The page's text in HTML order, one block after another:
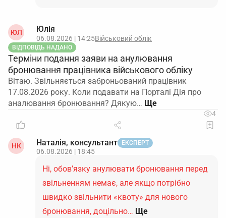
ЮЛ Юлія
06.08.2026 | 14:25Військовий облік
ВІДПОВІДЬ НАДАНО
Терміни подання заяви на анулювання
бронювання працівника військового обліку
Вітаю. Звільняється заброньований працівник
17.08.2026 року. Коли подавати на Порталі Дія про
аналювання бронювання? Дякую…
4
НК Наталія, консультант ЕКСПЕРТ
06.08.2026 | 18:45
Ні, обов’язку анулювати бронювання перед
звільненням немає, але якщо потрібно
швидко звільнити «квоту» для нового
бронювання, доцільно… Ще